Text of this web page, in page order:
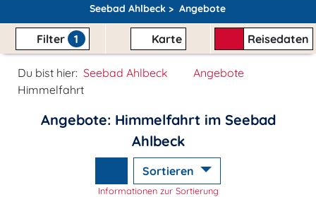
Seebad Ahlbeck > Angebote
Filter 1 Karte Reisedaten
Du bist hier: Seebad Ahlbeck
Angebote
Himmelfahrt
Angebote: Himmelfahrt im Seebad
Ahlbeck
Sortieren
Informationen zur Sortierung